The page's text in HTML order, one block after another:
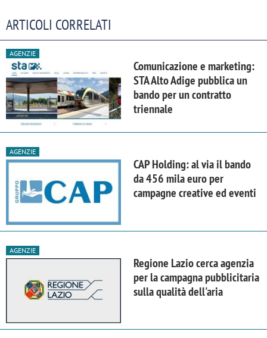
ARTICOLI CORRELATI
AGENZIE
Comunicazione e marketing:
STA Alto Adige pubblica un
bando per un contratto
triennale
AGENZIE
CAP Holding: al via il bando
da 456 mila euro per
campagne creative ed eventi
AGENZIE
Regione Lazio cerca agenzia
per la campagna pubblicitaria
sulla qualità dell'aria